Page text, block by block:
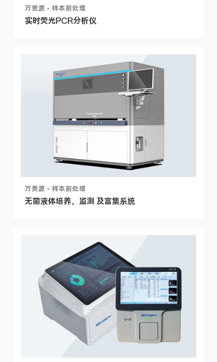
万贵源 • 样本前处理
实时荧光PCR分析仪
万贵源 • 样本前处理
无菌液体培养，监测 及富集系统